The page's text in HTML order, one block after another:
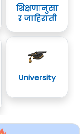
शिक्षणानुसा
र जाहिराती
University